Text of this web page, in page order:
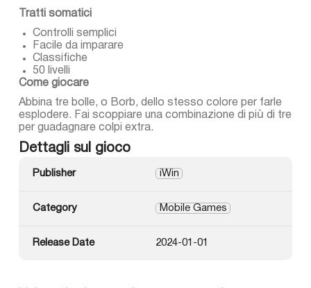
Tratti somatici
Controlli semplici
Facile da imparare
Classifiche
50 livelli
Come giocare
Abbina tre bolle, o Borb, dello stesso colore per farle
esplodere. Fai scoppiare una combinazione di più di tre
per guadagnare colpi extra.
Dettagli sul gioco
Publisher iWin
Category Mobile Games
Release Date 2024-01-01